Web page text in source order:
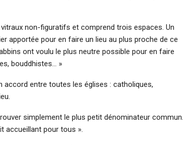
non-figuratifs et comprend trois espaces. Un
apportée pour en faire un lieu au plus proche de ce
ont voulu le plus neutre possible pour en faire
bouddhistes… »
accord entre toutes les églises : catholiques,
simplement le plus petit dénominateur commun.
accueillant pour tous ».